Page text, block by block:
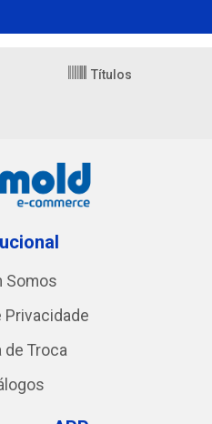
Títulos
Somos
Privacidade
de Troca